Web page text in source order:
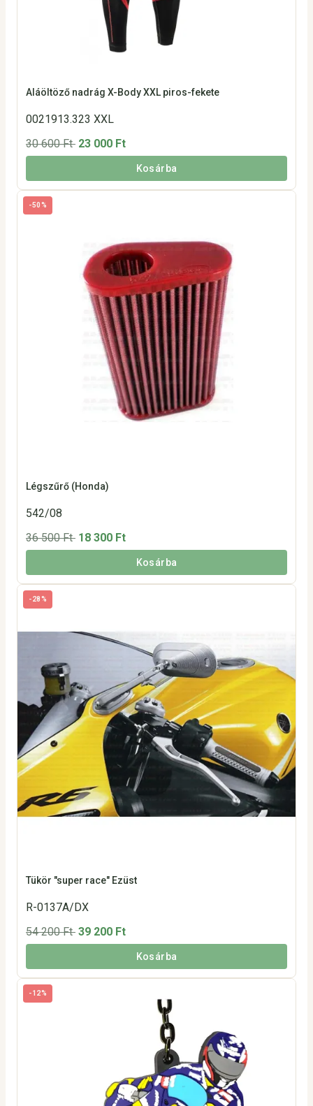
Aláöltöző nadrág X-Body XXL piros-fekete
0021913.323 XXL
30 600 Ft 23 000 Ft
Kosárba
-50%
Légszűrő (Honda)
542/08
36 500 Ft 18 300 Ft
Kosárba
-28%
Tükör "super race" Ezüst
R-0137A/DX
54 200 Ft 39 200 Ft
Kosárba
-12%